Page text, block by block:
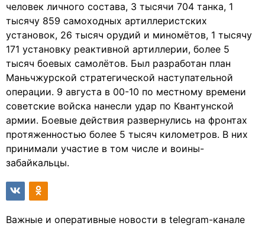
человек личного состава, 3 тысячи 704 танка, 1
тысячу 859 самоходных артиллеристских
установок, 26 тысяч орудий и миномётов, 1 тысячу
171 установку реактивной артиллерии, более 5
тысяч боевых самолётов. Был разработан план
Маньчжурской стратегической наступательной
операции. 9 августа в 00-10 по местному времени
советские войска нанесли удар по Квантунской
армии. Боевые действия развернулись на фронтах
протяженностью более 5 тысяч километров. В них
принимали участие в том числе и воины-
забайкальцы.
Важные и оперативные новости в telegram-канале